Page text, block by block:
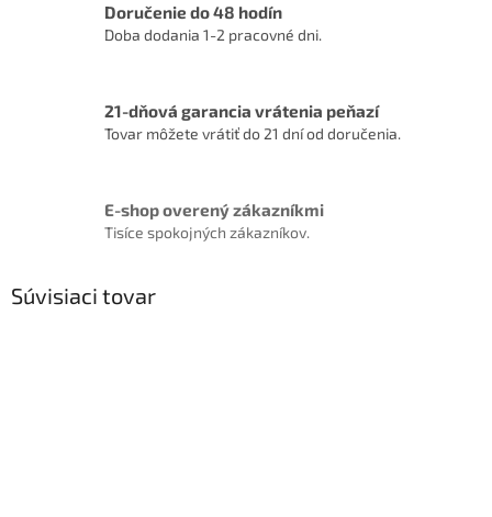
Doručenie do 48 hodín
Doba dodania 1-2 pracovné dni.
21-dňová garancia vrátenia peňazí
Tovar môžete vrátiť do 21 dní od doručenia.
E-shop overený zákazníkmi
Tisíce spokojných zákazníkov.
Súvisiaci tovar